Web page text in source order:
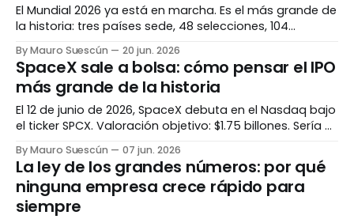
El Mundial 2026 ya está en marcha. Es el más grande de
la historia: tres países sede, 48 selecciones, 104
partidos. La intuición dice que aerolíneas, hoteles y
marcas deportivas se van a disparar. La historia dice
exactamente lo contrario. El evento más grande de la
historia Antes de hablar
By Mauro Suescún 20 jun. 2026
SpaceX sale a bolsa: cómo pensar el IPO
más grande de la historia
El 12 de junio de 2026, SpaceX debuta en el Nasdaq bajo
el ticker SPCX. Valoración objetivo: $1.75 billones. Sería el
IPO más grande jamás registrado, superando a Saudi
Aramco. La pregunta no es si es histórico. Es si tiene
sentido invertir. Lo que está pasando Después de casi
By Mauro Suescún 07 jun. 2026
La ley de los grandes números: por qué
ninguna empresa crece rápido para
siempre